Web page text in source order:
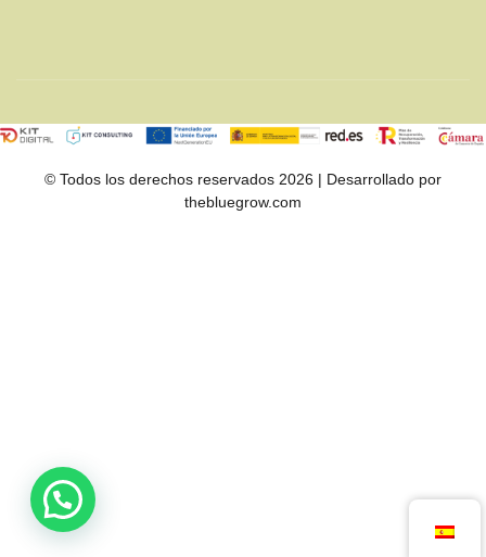
© Todos los derechos reservados 2026 | Desarrollado por
thebluegrow.com